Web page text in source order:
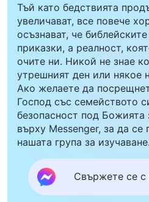
Тъй като бедствията
увеличават, все повече
осъзнават, че
приказки, а реалност,
очите ни. Никой не знае
утрешният ден или някое
Ако желаете да
Господ със семейството
безопасност под Божията
върху Messenger, за да
нашата група за
Свържете се с